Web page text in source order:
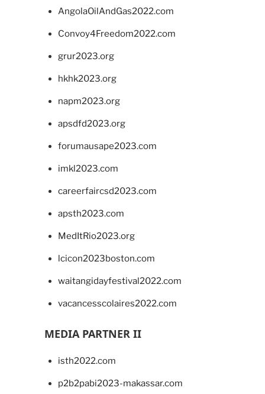
AngolaOilAndGas2022.com
Convoy4Freedom2022.com
grur2023.org
hkhk2023.org
napm2023.org
apsdfd2023.org
forumausape2023.com
imkl2023.com
careerfaircsd2023.com
apsth2023.com
MedItRio2023.org
lcicon2023boston.com
waitangidayfestival2022.com
vacancesscolaires2022.com
MEDIA PARTNER II
isth2022.com
p2b2pabi2023-makassar.com